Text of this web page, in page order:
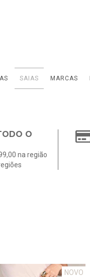
SAIAS MARCAS
O
na região
NOVO